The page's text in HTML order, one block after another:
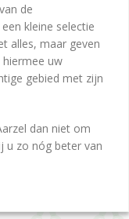
de
kleine selectie
alles, maar geven
hiermee uw
gebied met zijn
dan niet om
u zo nóg beter van